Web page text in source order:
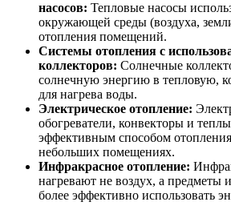
насосов: Тепловые насосы
окружающей среды (воздуха,
отопления помещений.
Системы отопления с
коллекторов: Солнечные
солнечную энергию в тепловую,
для нагрева воды.
Электрическое отопление:
обогреватели, конвекторы и
эффективным способом
небольших помещениях.
Инфракрасное отопление:
нагревают не воздух, а предметы
более эффективно использовать